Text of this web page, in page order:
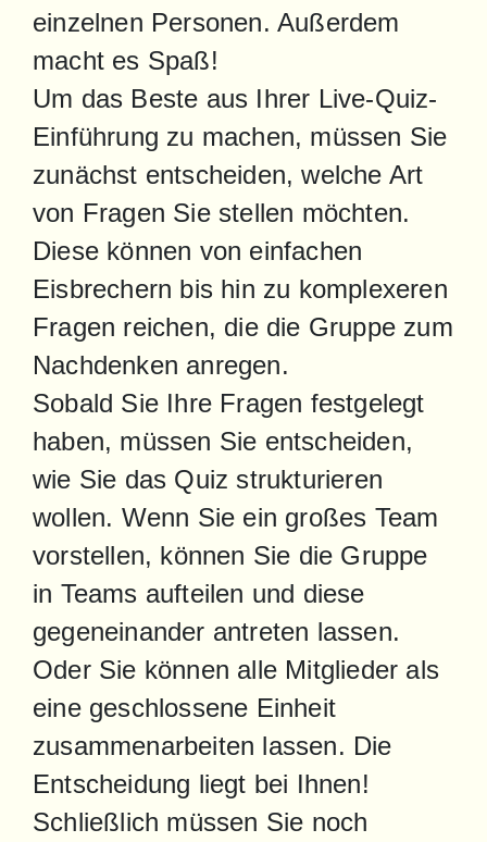
einzelnen Personen. Außerdem
macht es Spaß!
Um das Beste aus Ihrer Live-Quiz-
Einführung zu machen, müssen Sie
zunächst entscheiden, welche Art
von Fragen Sie stellen möchten.
Diese können von einfachen
Eisbrechern bis hin zu komplexeren
Fragen reichen, die die Gruppe zum
Nachdenken anregen.
Sobald Sie Ihre Fragen festgelegt
haben, müssen Sie entscheiden,
wie Sie das Quiz strukturieren
wollen. Wenn Sie ein großes Team
vorstellen, können Sie die Gruppe
in Teams aufteilen und diese
gegeneinander antreten lassen.
Oder Sie können alle Mitglieder als
eine geschlossene Einheit
zusammenarbeiten lassen. Die
Entscheidung liegt bei Ihnen!
Schließlich müssen Sie noch